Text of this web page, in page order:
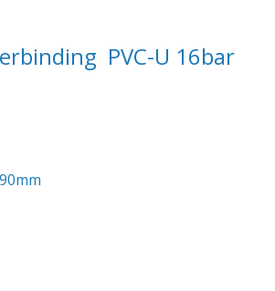
PVC-U 16bar